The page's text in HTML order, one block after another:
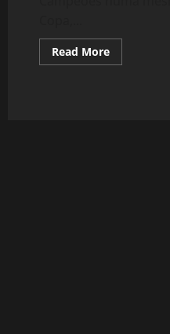
Read MoreRead
more